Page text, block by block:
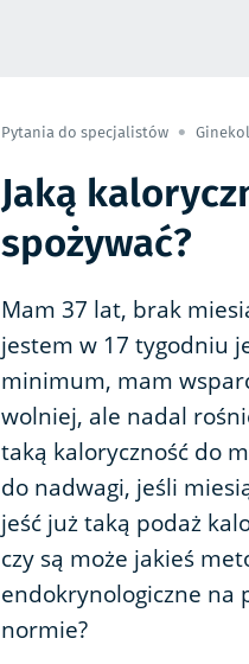
Pytania do specjalistów
Jaką
spożywać?
Mam 37 lat, brak
jestem w 17 tygodniu
minimum, mam
wolniej, ale nadal
taką kaloryczność do
do nadwagi, jeśli
jeść już taką podaż
czy są może jakieś
endokrynologiczne na
normie?